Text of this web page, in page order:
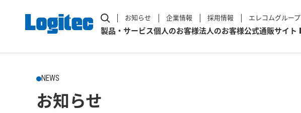
お知らせ 企業情報 採用情報 エレコムグループ
製品・サービス個人のお客様法人のお客様公式通販サイト
NEWS
お知らせ